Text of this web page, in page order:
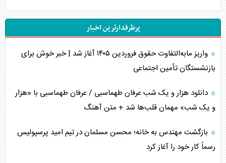
تخریب پل‌ها در اوکراین و فروپاشی روایت دوگانه غرب
اربعین، کابوس مشترک تل‌آویو-واشنگتن
برنامه هفتم توسعه در نقطه کور سیاستگذاری
اوکراین بازوی مخرب آمریکا در غرب آسیا
اهمیت راهبردی اردن برای آمریکا
پیام، ظرفیت بالفعل‌نشده تجارت ایران
پرطرفدارترین اخبار
واریز مابه‌التفاوت حقوق فروردین ۱۴۰۵ آغاز شد | خبر خوش برای
بازنشستگان تأمین اجتماعی
دانلود هزار و یک شب عرفان طهماسبی / عرفان طهماسبی با «هزار
و یک شب» مهمان قلب‌ها شد + متن آهنگ
بازگشت مهندس به خانه؛ محسن مسلمان در تیم امید پرسپولیس
رسماً کار خود را آغاز کرد